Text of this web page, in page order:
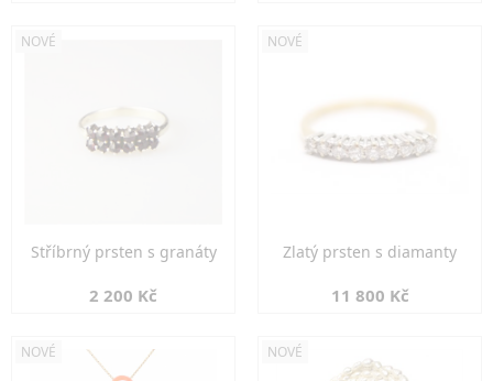
NOVÉ
Stříbrný prsten s granáty
2 200 Kč
NOVÉ
Zlatý prsten s diamanty
11 800 Kč
NOVÉ NOVÉ